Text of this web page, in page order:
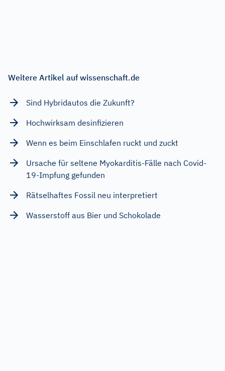
Weitere Artikel auf wissenschaft.de
Sind Hybridautos die Zukunft?
Hochwirksam desinfizieren
Wenn es beim Einschlafen ruckt und zuckt
Ursache für seltene Myokarditis-Fälle nach Covid-
19-Impfung gefunden
Rätselhaftes Fossil neu interpretiert
Wasserstoff aus Bier und Schokolade